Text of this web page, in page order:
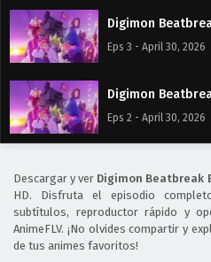
Digimon
Eps 3 - April 30, 2026
Digimon
Eps 2 - April 30, 2026
Eps 1 - April 30, 2026
Descargar y ver Digimon Beatbreak
HD. Disfruta el episodio
subtítulos, reproductor rápido y
AnimeFLV. ¡No olvides compartir y
de tus animes favoritos!